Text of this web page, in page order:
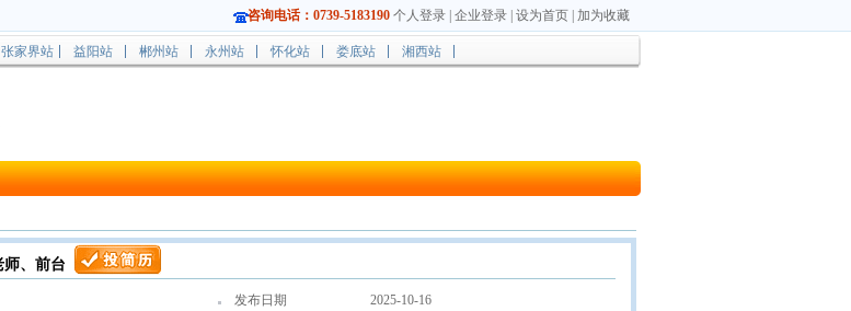
咨询电话：0739-5183190 个人登录 企业登录 设为首页 加为收藏
张家界站 益阳站 郴州站 永州站 怀化站 娄底站 湘西站
、前台
发布日期 2025-10-16